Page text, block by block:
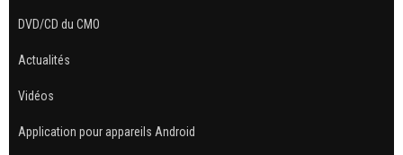
DVD/CD du CMO
Actualités
Vidéos
Application pour appareils Android